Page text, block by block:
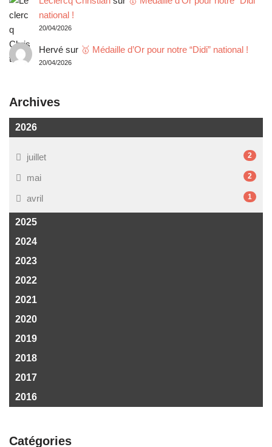
national !
20/04/2026
Hervésur 🥇 Médaille d’Or pour notre “Didi” national !
20/04/2026
Archives
2026
juillet 2
mai 2
avril 1
2025
2024
2023
2022
2021
2020
2019
2018
2017
2016
Catégories